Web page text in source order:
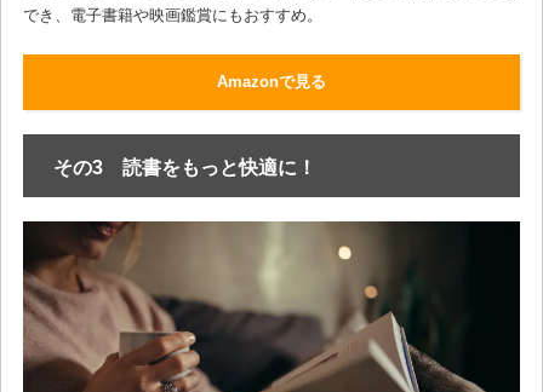
でき、電子書籍や映画鑑賞にもおすすめ。
Amazonで見る
その3 読書をもっと快適に！